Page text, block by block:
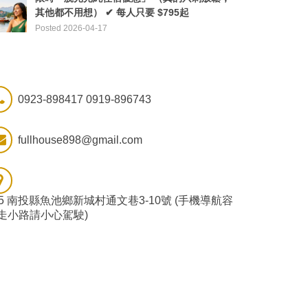
其他都不用想） ✔ 每人只要 $795起
Posted 2026-04-17
0923-898417 0919-896743
fullhouse898@gmail.com
南投縣魚池鄉新城村通文巷3-10號 (手機導航容
小路請小心駕駛)